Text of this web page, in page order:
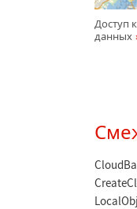
Доступ
данных